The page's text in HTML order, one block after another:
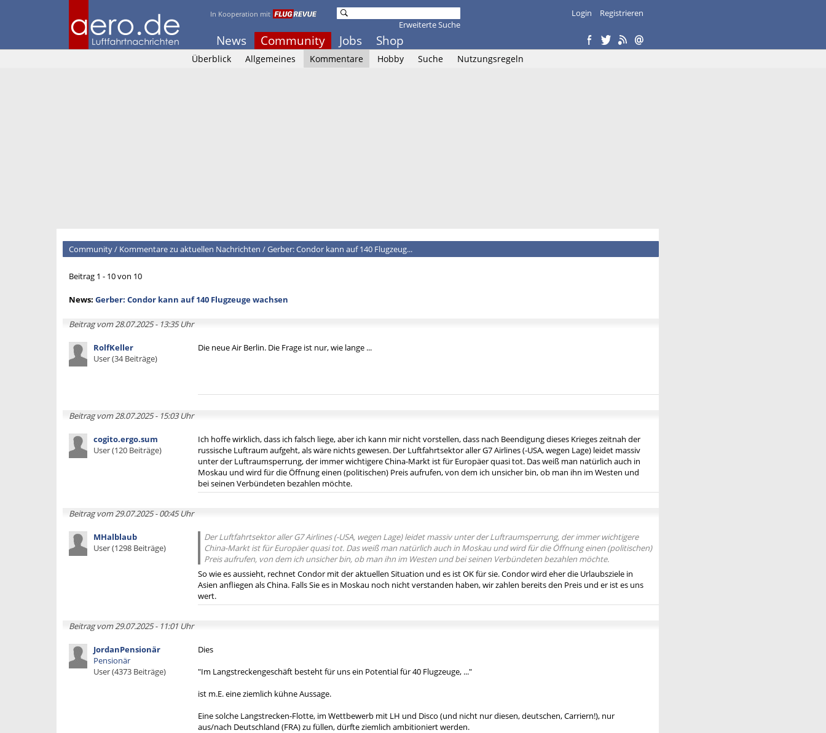
In Kooperation mit
News Community Jobs Shop
Erweiterte Suche
Login Registrieren
Überblick Allgemeines Kommentare Hobby Suche Nutzungsregeln
Community/ Kommentare zu aktuellen Nachrichten /Gerber: Condor kann auf 140 Flugzeug...
Beitrag 1 - 10 von 10
News: Gerber: Condor kann auf 140 Flugzeuge wachsen
Beitrag vom 28.07.2025 - 13:35 Uhr
RolfKeller
User (34 Beiträge)
Die neue Air Berlin. Die Frage ist nur, wie lange ...
Beitrag vom 28.07.2025 - 15:03 Uhr
cogito.ergo.sum
User (120 Beiträge)
Ich hoffe wirklich, dass ich falsch liege, aber ich kann mir nicht vorstellen, dass nach Beendigung dieses Krieges zeitnah der
russische Luftraum aufgeht, als wäre nichts gewesen. Der Luftfahrtsektor aller G7 Airlines (-USA, wegen Lage) leidet massiv
unter der Luftraumsperrung, der immer wichtigere China-Markt ist für Europäer quasi tot. Das weiß man natürlich auch in
Moskau und wird für die Öffnung einen (politischen) Preis aufrufen, von dem ich unsicher bin, ob man ihn im Westen und
bei seinen Verbündeten bezahlen möchte.
Beitrag vom 29.07.2025 - 00:45 Uhr
MHalblaub
User (1298 Beiträge)
Der Luftfahrtsektor aller G7 Airlines (-USA, wegen Lage) leidet massiv unter der Luftraumsperrung, der immer wichtigere
China-Markt ist für Europäer quasi tot. Das weiß man natürlich auch in Moskau und wird für die Öffnung einen (politischen)
Preis aufrufen, von dem ich unsicher bin, ob man ihn im Westen und bei seinen Verbündeten bezahlen möchte.
So wie es aussieht, rechnet Condor mit der aktuellen Situation und es ist OK für sie. Condor wird eher die Urlaubsziele in
Asien anfliegen als China. Falls Sie es in Moskau noch nicht verstanden haben, wir zahlen bereits den Preis und er ist es uns
wert.
Beitrag vom 29.07.2025 - 11:01 Uhr
JordanPensionär
Pensionär
User (4373 Beiträge)
Dies
"Im Langstreckengeschäft besteht für uns ein Po­tential für 40 Flugzeuge, ..."
ist m.E. eine ziemlich kühne Aussage.
Eine solche Langstrecken-Flotte, im Wettbewerb mit LH und Disco (und nicht nur diesen, deutschen, Carriern!), nur
aus/nach Deutschland (FRA) zu füllen, dürfte ziemlich ambitioniert werden.